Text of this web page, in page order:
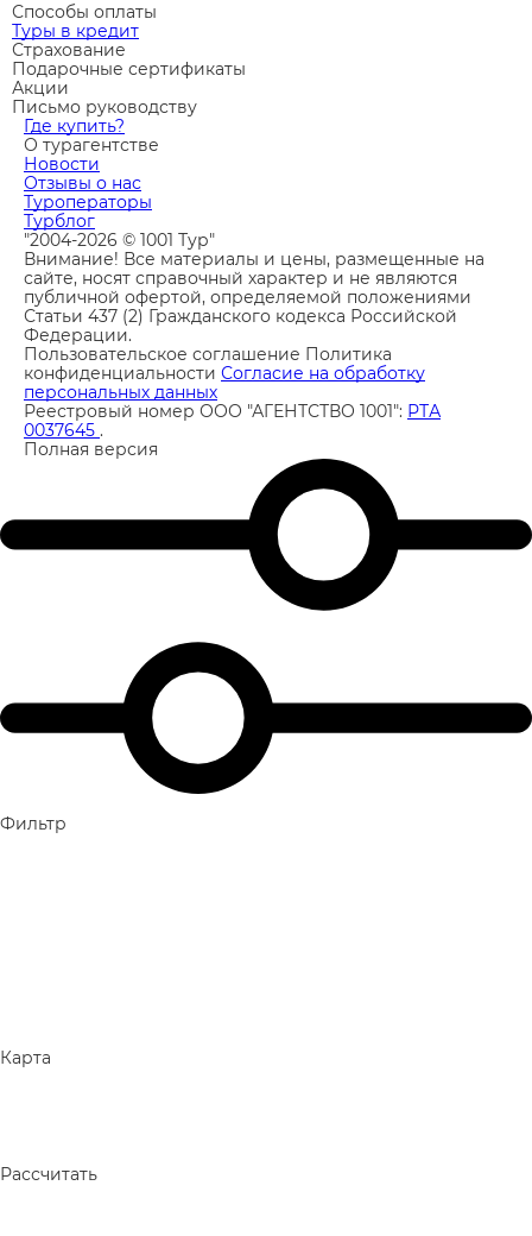
Способы оплаты
Туры в кредит
Страхование
Подарочные сертификаты
Акции
Письмо руководству
Где купить?
О турагентстве
Новости
Отзывы о нас
Туроператоры
Турблог
"2004-2026 © 1001 Тур"
Внимание! Все материалы и цены, размещенные на
сайте, носят справочный характер и не являются
публичной офертой, определяемой положениями
Статьи 437 (2) Гражданского кодекса Российской
Федерации.
Пользовательское соглашение Политика
конфиденциальности Согласие на обработку
персональных данных
Реестровый номер ООО "АГЕНТСТВО 1001": РТА
0037645 .
Полная версия
Фильтр
Карта
Рассчитать